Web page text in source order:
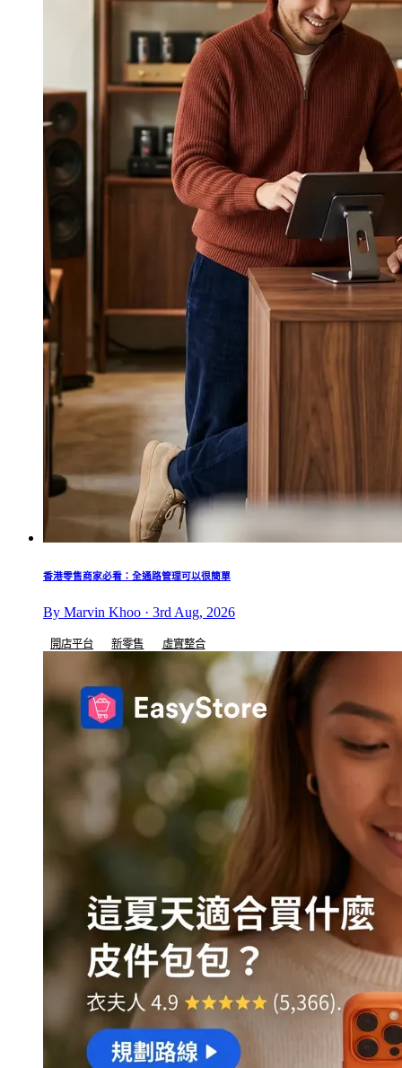
香港零售商家必看：全通路管理可以很簡單
By Marvin Khoo · 3rd Aug, 2026
開店平台 新零售 虛實整合